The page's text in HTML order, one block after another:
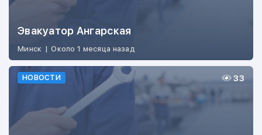
Эвакуатор Ангарская
Минск | Около 1 месяца назад
НОВОСТИ 33